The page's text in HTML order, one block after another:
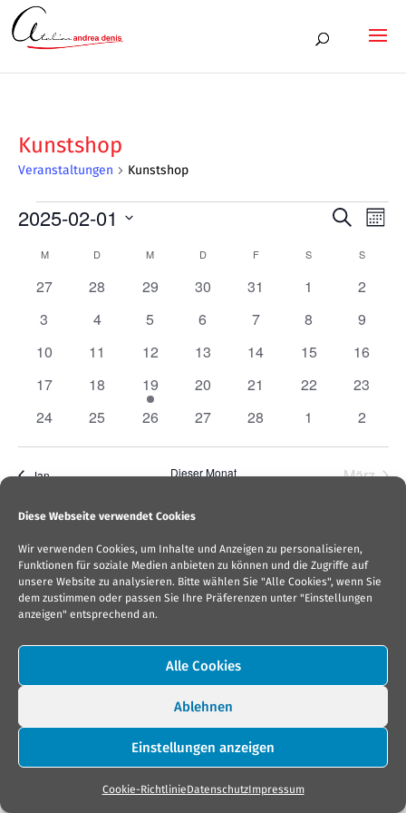
Diese Webseite verwendet Cookies
Wir verwenden Cookies, um Inhalte und Anzeigen zu personalisieren,
Funktionen für soziale Medien anbieten zu können und die Zugriffe auf
unsere Website zu analysieren. Bitte wählen Sie "Alle Cookies", wenn Sie
dem zustimmen oder passen Sie Ihre Präferenzen unter "Einstellungen
anzeigen" entsprechend an.
Alle Cookies
Ablehnen
Einstellungen anzeigen
Cookie-RichtlinieDatenschutzImpressum
Kunstshop
Veranstaltungen Kunstshop
Veranstaltungen
Suche
und
Suche
Monat
2025-02-01
Kalender
von
Veranstaltungen
MMONTAG D DIENSTAGM MITTWOCH
DDONNERSTAG
FFREITAG S SAMSTAGS
0
27
0
28
0
29
0
30
0
31
0
1
0
2
0
3
0
4
0
5
0
6
0
7
0
8
0
9
0
10
0
11
0
12
0
13
0
14
0
15
0
16
0
17
0
Veranstaltungen
18
1
Veranstaltung
19
0
20
0
21
0
22
0
23
0
24
0
25
0
26
0
27
0
28
0
1
0
2
Jan. Dieser Monat März
copyright © 2026 andrea denis |impressum|
cookies|